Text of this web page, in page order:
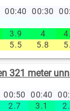
00:40 00:30
3.9 4
5.5 5.8
321 meter
00:50 00:40
2.7 3.1